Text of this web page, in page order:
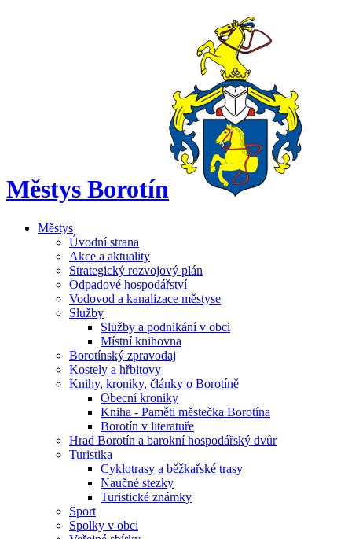
Městys Borotín
Městys
Úvodní strana
Akce a aktuality
Strategický rozvojový plán
Odpadové hospodářství
Vodovod a kanalizace městyse
Služby
Služby a podnikání v obci
Místní knihovna
Borotínský zpravodaj
Kostely a hřbitovy
Knihy, kroniky, články o Borotíně
Obecní kroniky
Kniha - Paměti městečka Borotína
Borotín v literatuře
Hrad Borotín a barokní hospodářský dvůr
Turistika
Cyklotrasy a běžkařské trasy
Naučné stezky
Turistické známky
Sport
Spolky v obci